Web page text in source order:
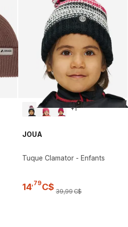
+1
JOUA
Tuque Clamator - Enfants
14,79C$ 39,99C$